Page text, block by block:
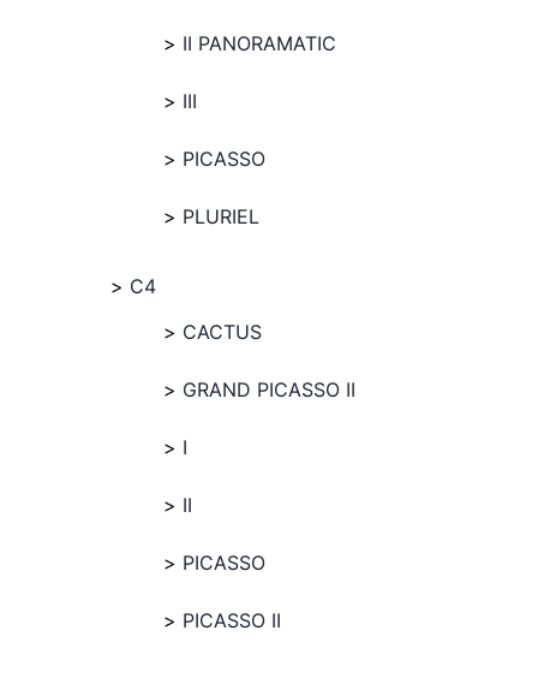
II PANORAMATIC
III
PICASSO
PLURIEL
C4
CACTUS
GRAND PICASSO II
I
II
PICASSO
PICASSO II